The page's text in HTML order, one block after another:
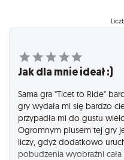
Jak dla mnie ideał :)
Sama gra "Ticet to Ride"
gry wydała mi się bardzo
przypadła mi do gustu
Ogromnym plusem tej gry
liczy, gdyż dodatkowo
pobudzenia wyobraźni